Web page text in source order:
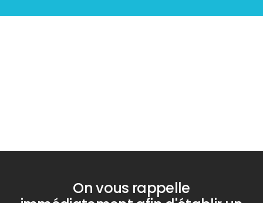
On vous rappelle